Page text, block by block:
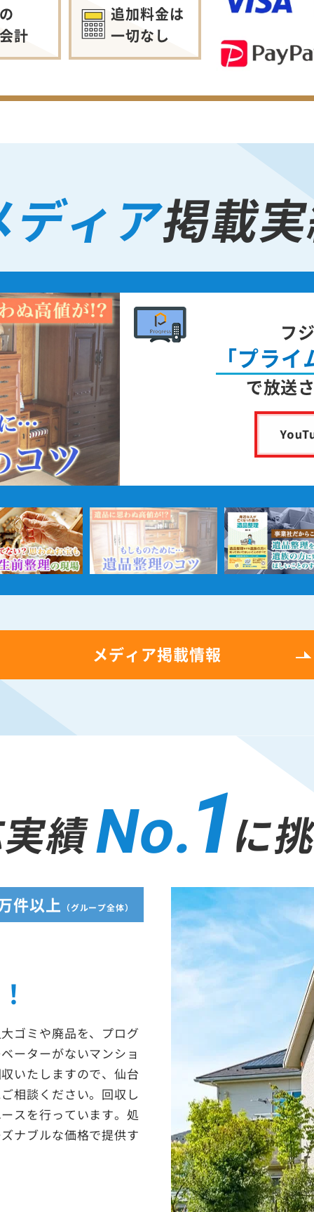
計
追加料金は
一切なし
ディア掲載
フ
「プラ
で放送
メディア掲載情報
績No.1に
件以上 （グループ全体）
ゴミや廃品を、プログ
ーターがないマンショ
いたしますので、仙台
相談ください。回収し
スを行っています。処
ナブルな価格で提供す